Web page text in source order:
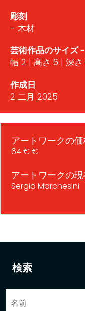
検索
彫刻
- 木材
芸術作品のサイズ -
幅 2 | 高さ 6 | 深さ
作成日
2 二月 2025
アートワークの
64 € €
アートワークの
Sergio Marchesini